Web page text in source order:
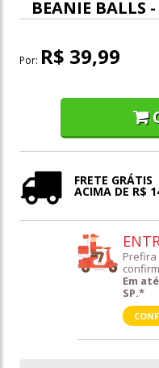
BEANIE BALLS
Por: R$ 39,99
FRETE GRÁTIS
ACIMA DE R$
Prefira
Em
SP.*